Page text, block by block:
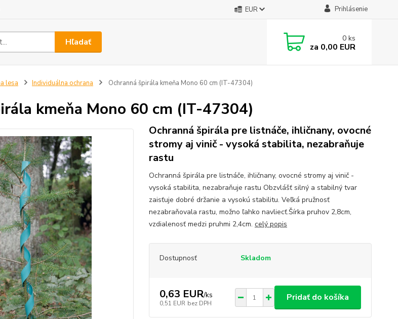
EUR Prihlásenie
Hľadať 0 ks
za 0,00 EUR
lesa Individuálna ochrana Ochranná špirála kmeňa Mono 60 cm (IT-47304)
kmeňa Mono 60 cm (IT-47304)
Ochranná špirála pre listnáče, ihličnany, ovocné
stromy aj vinič - vysoká stabilita, nezabraňuje
rastu
Ochranná špirála pre listnáče, ihličnany, ovocné stromy aj vinič -
vysoká stabilita, nezabraňuje rastu Obzvlášť silný a stabilný tvar
zaisťuje dobré držanie a vysokú stabilitu. Veľká pružnosť
nezabraňovala rastu, možno ľahko navliecť.Šírka pruhov 2,8cm,
vzdialenosť medzi pruhmi 2,4cm. celý popis
Dostupnosť Skladom
0,63 EUR/ks
0,51 EUR bez DPH
Pridať do košíka